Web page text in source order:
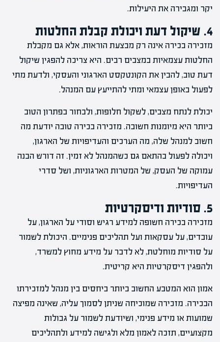
יקר ומגבירה את היעילות.
4. שיקול דעת ויכולת קבלת החלטות
מזכירה בכירה אינה רק מבצעת הוראות, אלא גם מקבלת
החלטות עצמאיות במצבים רבים. היא צריכה להפגין שיקול
דעת טוב, להבין את הקונטקסט הארגוני והעסקי, ולדעת מתי
לפעול באופן עצמאי ומתי להתייעץ עם המנהל.
יכולת לנתח מצבים, לשקול חלופות, ולבחור בפתרון הטוב
ביותר היא מיומנות חשובה. מזכירה בכירה טובה יודעת מה
חשוב למנהל שלה, מה הערכים והעדיפויות של הארגון,
ויכולה לפעול בהתאם גם כשהמנהל לא זמין. זה דורש הבנה
עמוקה של העסק, של המטרות הארגוניות, ושל סדרי
העדיפויות.
5. סודיות ודיסקרטיות
מזכירה בכירה חשופה למידע רגיש וסודי על הארגון, על
עובדים, על עסקאות ועל תהליכים פנימיים. היכולת לשמור
על סודיות מוחלטת, לא לדבר על מידע מחוץ למשרד,
ולהפגין דיסקרטיות היא קריטית.
אמון הוא המטבע החשוב ביותר ביחסים בין מנהל למזכירתו
הבכירה. מזכירה שמוכיחה שניתן לסמוך עליה, שאינה מפיצה
שמועות או מידע פנימי, ושיודעת לשמור על גבולות
מקצועיים, תזכה לאמון מלא ולגישה למידע ולתהליכים